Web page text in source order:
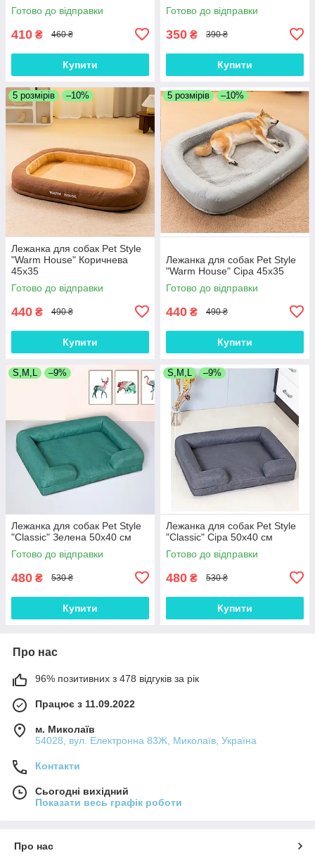
Готово до відправки
410 ₴ 460 ₴
Купити
Готово до відправки
350 ₴ 390 ₴
Купити
5 розмірів –10%
Лежанка для собак Pet Style
"Warm House" Коричнева
45х35
Готово до відправки
440 ₴ 490 ₴
Купити
5 розмірів –10%
Лежанка для собак Pet Style
"Warm House" Сіра 45х35
Готово до відправки
440 ₴ 490 ₴
Купити
S,M,L –9%
Лежанка для собак Pet Style
"Classic" Зелена 50х40 см
Готово до відправки
480 ₴ 530 ₴
Купити
S,M,L –9%
Лежанка для собак Pet Style
"Classic" Сіра 50х40 см
Готово до відправки
480 ₴ 530 ₴
Купити
Про нас
96% позитивних з 478 відгуків за рік
Працює з 11.09.2022
м. Миколаїв
54028, вул. Електронна 83Ж, Миколаїв, Україна
Контакти
Сьогодні вихідний
Показати весь графік роботи
Про нас